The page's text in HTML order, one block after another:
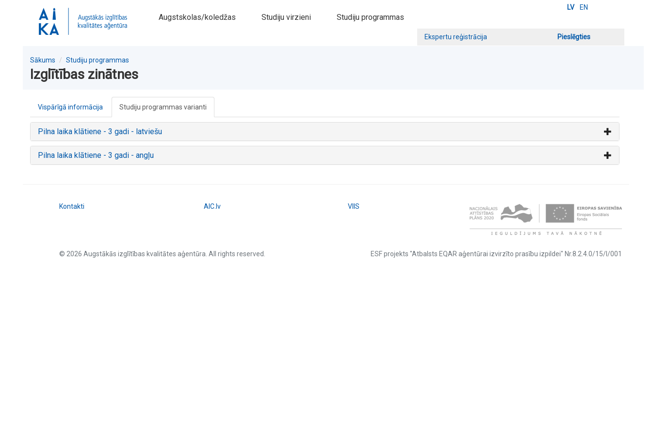
LV EN
Augstskolas/koledžas Studiju virzieni Studiju programmas
Ekspertu reģistrācija Pieslēgties
Sākums Studiju programmas
Izglītības zinātnes
Vispārīgā informācija Studiju programmas varianti
Pilna laika klātiene - 3 gadi - latviešu
Pilna laika klātiene - 3 gadi - angļu
Kontakti AIC.lv VIIS
© 2026 Augstākās izglītības kvalitātes aģentūra. All rights reserved. ESF projekts "Atbalsts EQAR aģentūrai izvirzīto prasību izpildei" Nr.8.2.4.0/15/I/001